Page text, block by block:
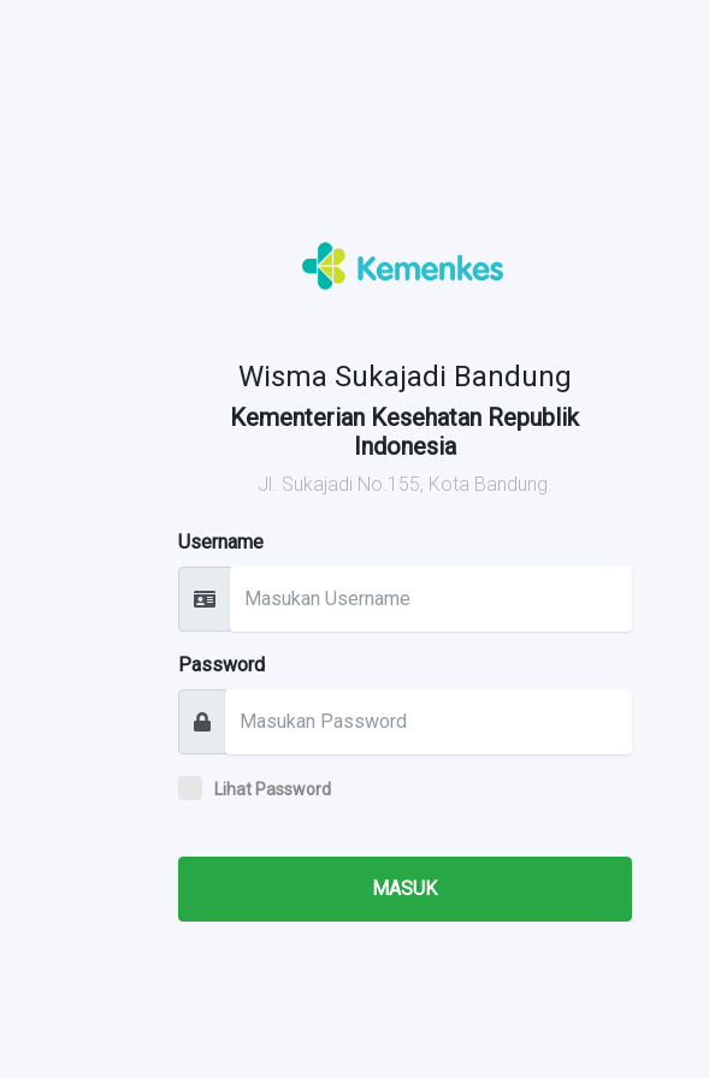
Wisma Sukajadi Bandung
Kementerian Kesehatan Republik
Indonesia
Jl. Sukajadi No.155, Kota Bandung.
Username
Password
Lihat Password
MASUK